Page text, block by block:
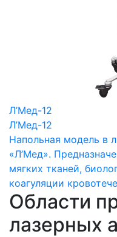
Л’Мед-12
Л’Мед-12
Напольная модель в
«Л’Мед».
мягких тканей,
коагуляции
Области
лазерных